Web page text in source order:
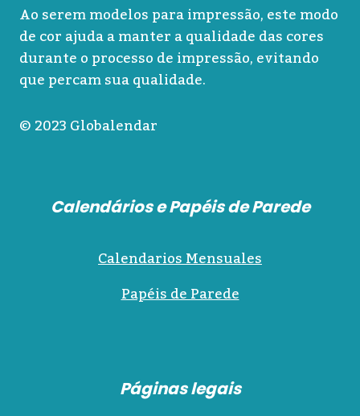
Ao serem modelos para impressão, este modo
de cor ajuda a manter a qualidade das cores
durante o processo de impressão, evitando
que percam sua qualidade.
© 2023 Globalendar
Calendários e Papéis de Parede
Calendarios Mensuales
Papéis de Parede
Páginas legais